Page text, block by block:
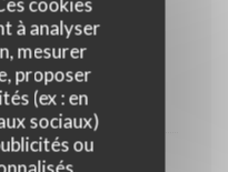
à analyser
mesurer
proposer
(ex : en
sociaux)
ou